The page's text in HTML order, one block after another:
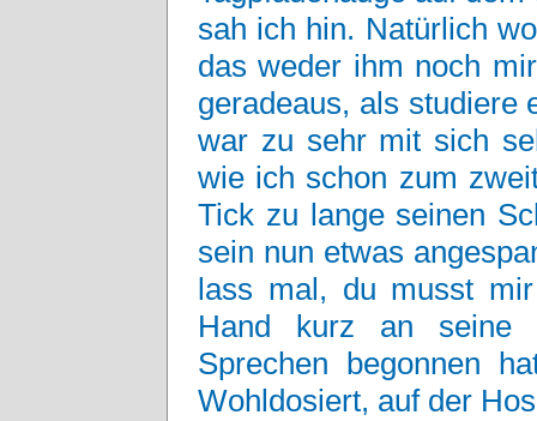
sah ich hin. Natürlich
das weder ihm noch
geradeaus, als studiere
war zu sehr mit sich
wie ich schon zum
Tick zu lange seinen
sein nun etwas
lass mal, du musst
Hand kurz an seine
Sprechen begonnen
Wohldosiert, auf der